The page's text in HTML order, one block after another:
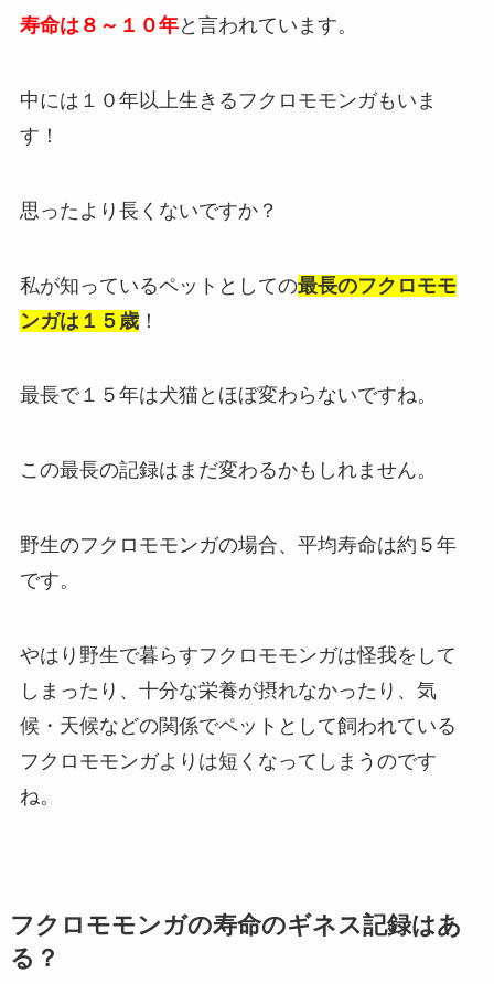
寿命は８～１０年と言われています。
中には１０年以上生きるフクロモモンガもいま
す！
思ったより長くないですか？
私が知っているペットとしての最長のフクロモモ
ンガは１５歳！
最長で１５年は犬猫とほぼ変わらないですね。
この最長の記録はまだ変わるかもしれません。
野生のフクロモモンガの場合、平均寿命は約５年
です。
やはり野生で暮らすフクロモモンガは怪我をして
しまったり、十分な栄養が摂れなかったり、気
候・天候などの関係でペットとして飼われている
フクロモモンガよりは短くなってしまうのです
ね。
フクロモモンガの寿命のギネス記録はあ
る？